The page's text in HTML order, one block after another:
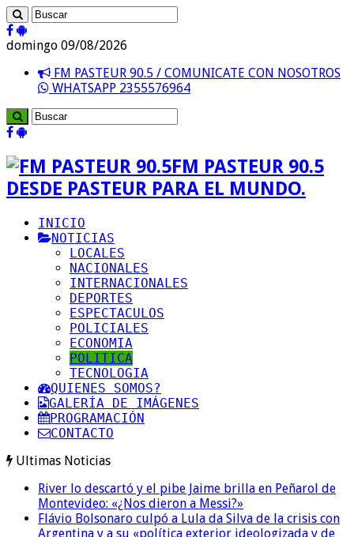
domingo 09/08/2026
FM PASTEUR 90.5 / COMUNICATE CON NOSOTROS
WHATSAPP 2355576964
FM PASTEUR 90.5
DESDE PASTEUR PARA EL MUNDO.
INICIO
NOTICIAS
LOCALES
NACIONALES
INTERNACIONALES
DEPORTES
ESPECTACULOS
POLICIALES
ECONOMIA
POLITICA
TECNOLOGIA
QUIENES SOMOS?
GALERÍA DE IMÁGENES
PROGRAMACIÓN
CONTACTO
Ultimas Noticias
River lo descartó y el pibe Jaime brilla en Peñarol de
Montevideo: «¿Nos dieron a Messi?»
Flávio Bolsonaro culpó a Lula da Silva de la crisis con
Argentina y a su «política exterior ideologizada y de